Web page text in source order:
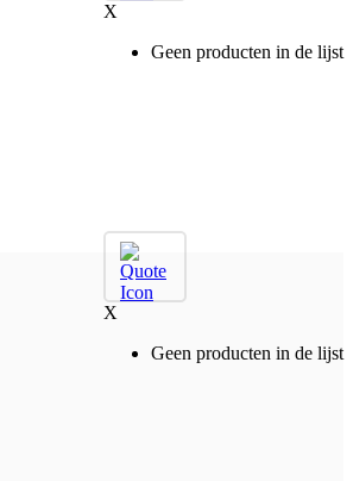
X
Geen producten in de lijst
X
Geen producten in de lijst